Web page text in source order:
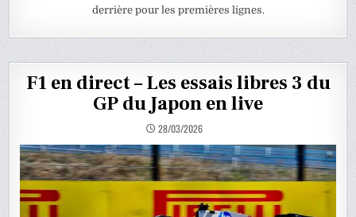
derrière pour les premières lignes.
F1 en direct – Les essais libres 3 du
GP du Japon en live
28/03/2026